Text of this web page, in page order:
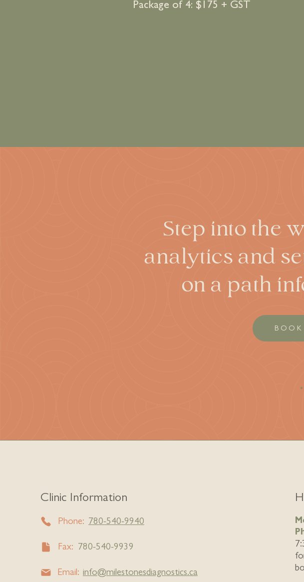
Package of 4: $175 + GST
Step into the
analytics and
on a path
Clinic Information
Phone: 780-540-9940
Fax: 780-540-9939
Email: info@milestonesdiagnostics.ca